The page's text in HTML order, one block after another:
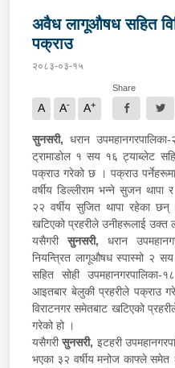
अवैध लागूऔषध सहित
पक्राउ
२०८३-०३-१५
A A- A+
Share
सुनसरी, धरान
ट्रामाडोल १ सय १६ ट्याब्लेट
पक्राउ गरेको छ । पक्राउ
वर्षीय डिल्लीराम भन्ने सुजन थापा
२२ वर्षीय सुजित थापा रहेका छन्
खटिएको प्रहरीले उनीहरूलाई उक्त
यसैगरीसुनसरी, धरान
नियन्त्रित लागूऔषध स्पास्मो २
सहित सोही उपमहानगरपालिका-
आइतबार बेलुकी प्रहरीले पक्राउ
विराटनगर समेतबाट खटिएको
गरेको हो ।
यसैगरीसुनसरी, इटहरी
भएका ३२ वर्षीय मनोज काफ्ले